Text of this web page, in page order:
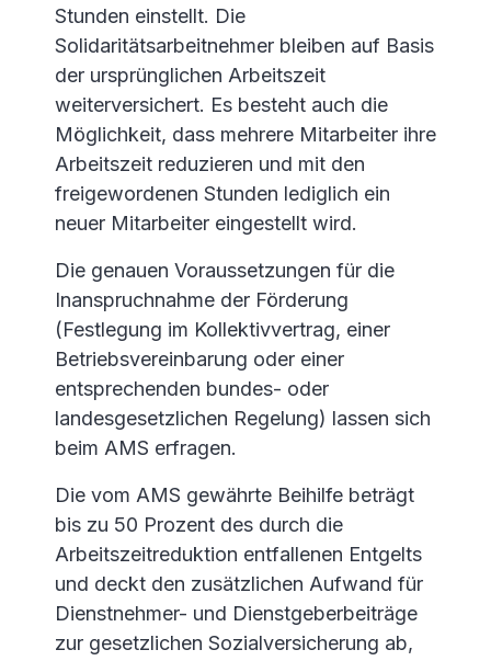
Stunden einstellt. Die
Solidaritätsarbeitnehmer bleiben auf Basis
der ursprünglichen Arbeitszeit
weiterversichert. Es besteht auch die
Möglichkeit, dass mehrere Mitarbeiter ihre
Arbeitszeit reduzieren und mit den
freigewordenen Stunden lediglich ein
neuer Mitarbeiter eingestellt wird.
Die genauen Voraussetzungen für die
Inanspruchnahme der Förderung
(Festlegung im Kollektivvertrag, einer
Betriebsvereinbarung oder einer
entsprechenden bundes- oder
landesgesetzlichen Regelung) lassen sich
beim AMS erfragen.
Die vom AMS gewährte Beihilfe beträgt
bis zu 50 Prozent des durch die
Arbeitszeitreduktion entfallenen Entgelts
und deckt den zusätzlichen Aufwand für
Dienstnehmer- und Dienstgeberbeiträge
zur gesetzlichen Sozialversicherung ab,